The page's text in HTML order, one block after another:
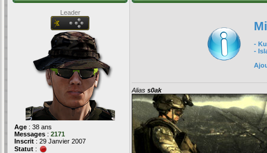
Leader
Age : 38 ans
Messages : 2171
Inscrit : 29 Janvier 2007
Statut :
-
-
Alias s0ak